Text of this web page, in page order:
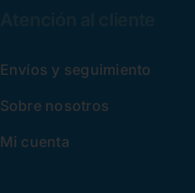
Envíos y seguimiento
Sobre nosotros
Mi cuenta